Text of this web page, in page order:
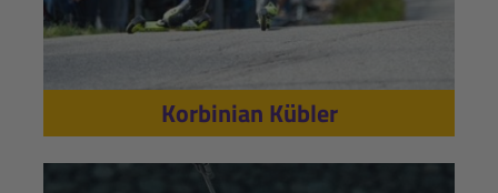
Korbinian Kübler